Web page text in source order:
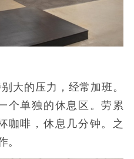
大的压力，经常加班。
个单独的休息区。劳累
咖啡，休息几分钟。之
。